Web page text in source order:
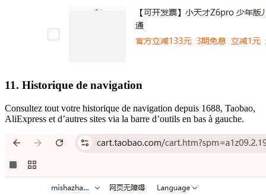
11. Historique de navigation
Consultez tout votre historique de navigation depuis 1688, Taobao,
AliExpress et d’autres sites via la barre d’outils en bas à gauche.